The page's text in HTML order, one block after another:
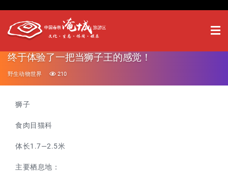
终于体验了一把当狮子王的感觉！
野生动物世界 210
狮子
食肉目猫科
体长1.7—2.5米
主要栖息地：